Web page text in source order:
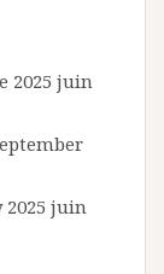
2025 juin
juin